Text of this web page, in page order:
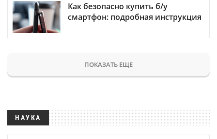
Как безопасно купить б/у
смартфон: подробная инструкция
ПОКАЗАТЬ ЕЩЕ
НАУКА